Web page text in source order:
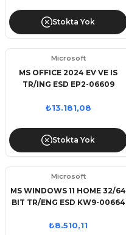
Stokta Yok
Microsoft
MS OFFICE 2024 EV VE IS
TR/ING ESD EP2-06609
GONDERILIR)
₺13.181,08
Stokta Yok
Microsoft
MS WINDOWS 11 HOME 32/64
BIT TR/ENG ESD KW9-00664
GONDERILIR)
₺8.510,11